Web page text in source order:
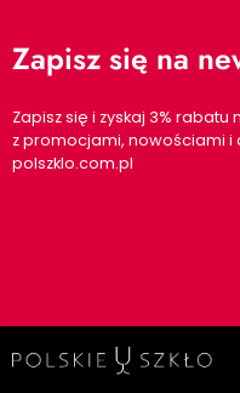
Zapisz się na
Zapisz się i zyskaj 3%
z promocjami, nowościami
polszklo.com.pl